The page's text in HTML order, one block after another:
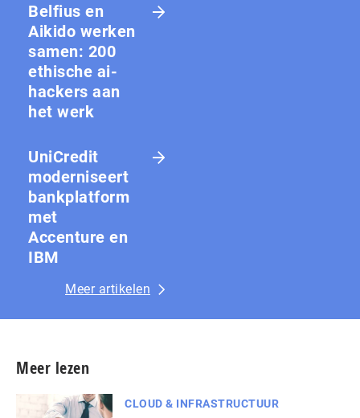
Belfius en
Aikido werken
samen: 200
ethische ai-
hackers aan
het werk
UniCredit
moderniseert
bankplatform
met
Accenture en
IBM
Meer artikelen
Meer lezen
CLOUD & INFRASTRUCTUUR